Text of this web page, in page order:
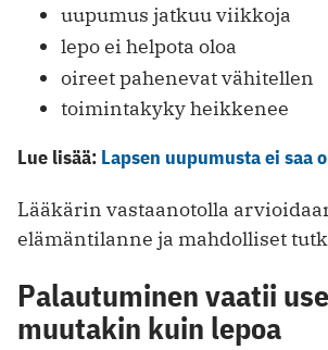
uupumus jatkuu viikkoja
lepo ei helpota oloa
oireet pahenevat vähitellen
toimintakyky heikkenee
Lue lisää: Lapsen uupumusta ei saa
Lääkärin vastaanotolla
elämäntilanne ja mahdolliset
Palautuminen vaatii
muutakin kuin lepoa